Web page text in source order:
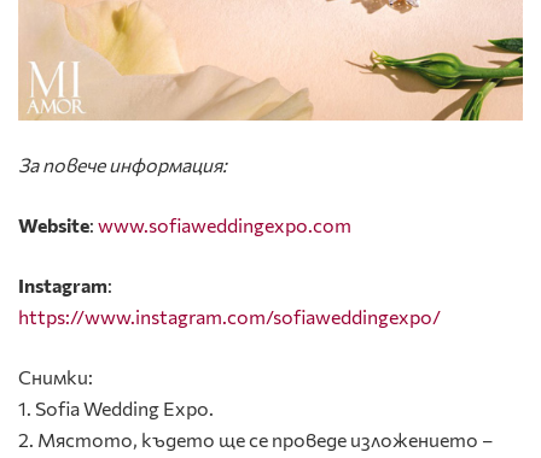
За повече информация:
Website: www.sofiaweddingexpo.com
Instagram:
https://www.instagram.com/sofiaweddingexpo/
Снимки:
1. Sofia Wedding Expo.
2. Мястото, където ще се проведе изложението –